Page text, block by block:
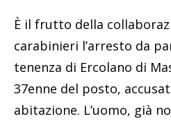
È il frutto della
carabinieri l’arresto da
tenenza di Ercolano di
37enne del posto,
abitazione. L’uomo, già